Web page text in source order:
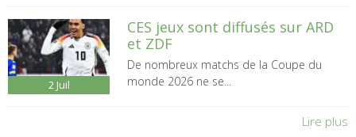
2 Juil
CES jeux sont diffusés sur ARD
et ZDF
De nombreux matchs de la Coupe du
monde 2026 ne se...
Lire plus